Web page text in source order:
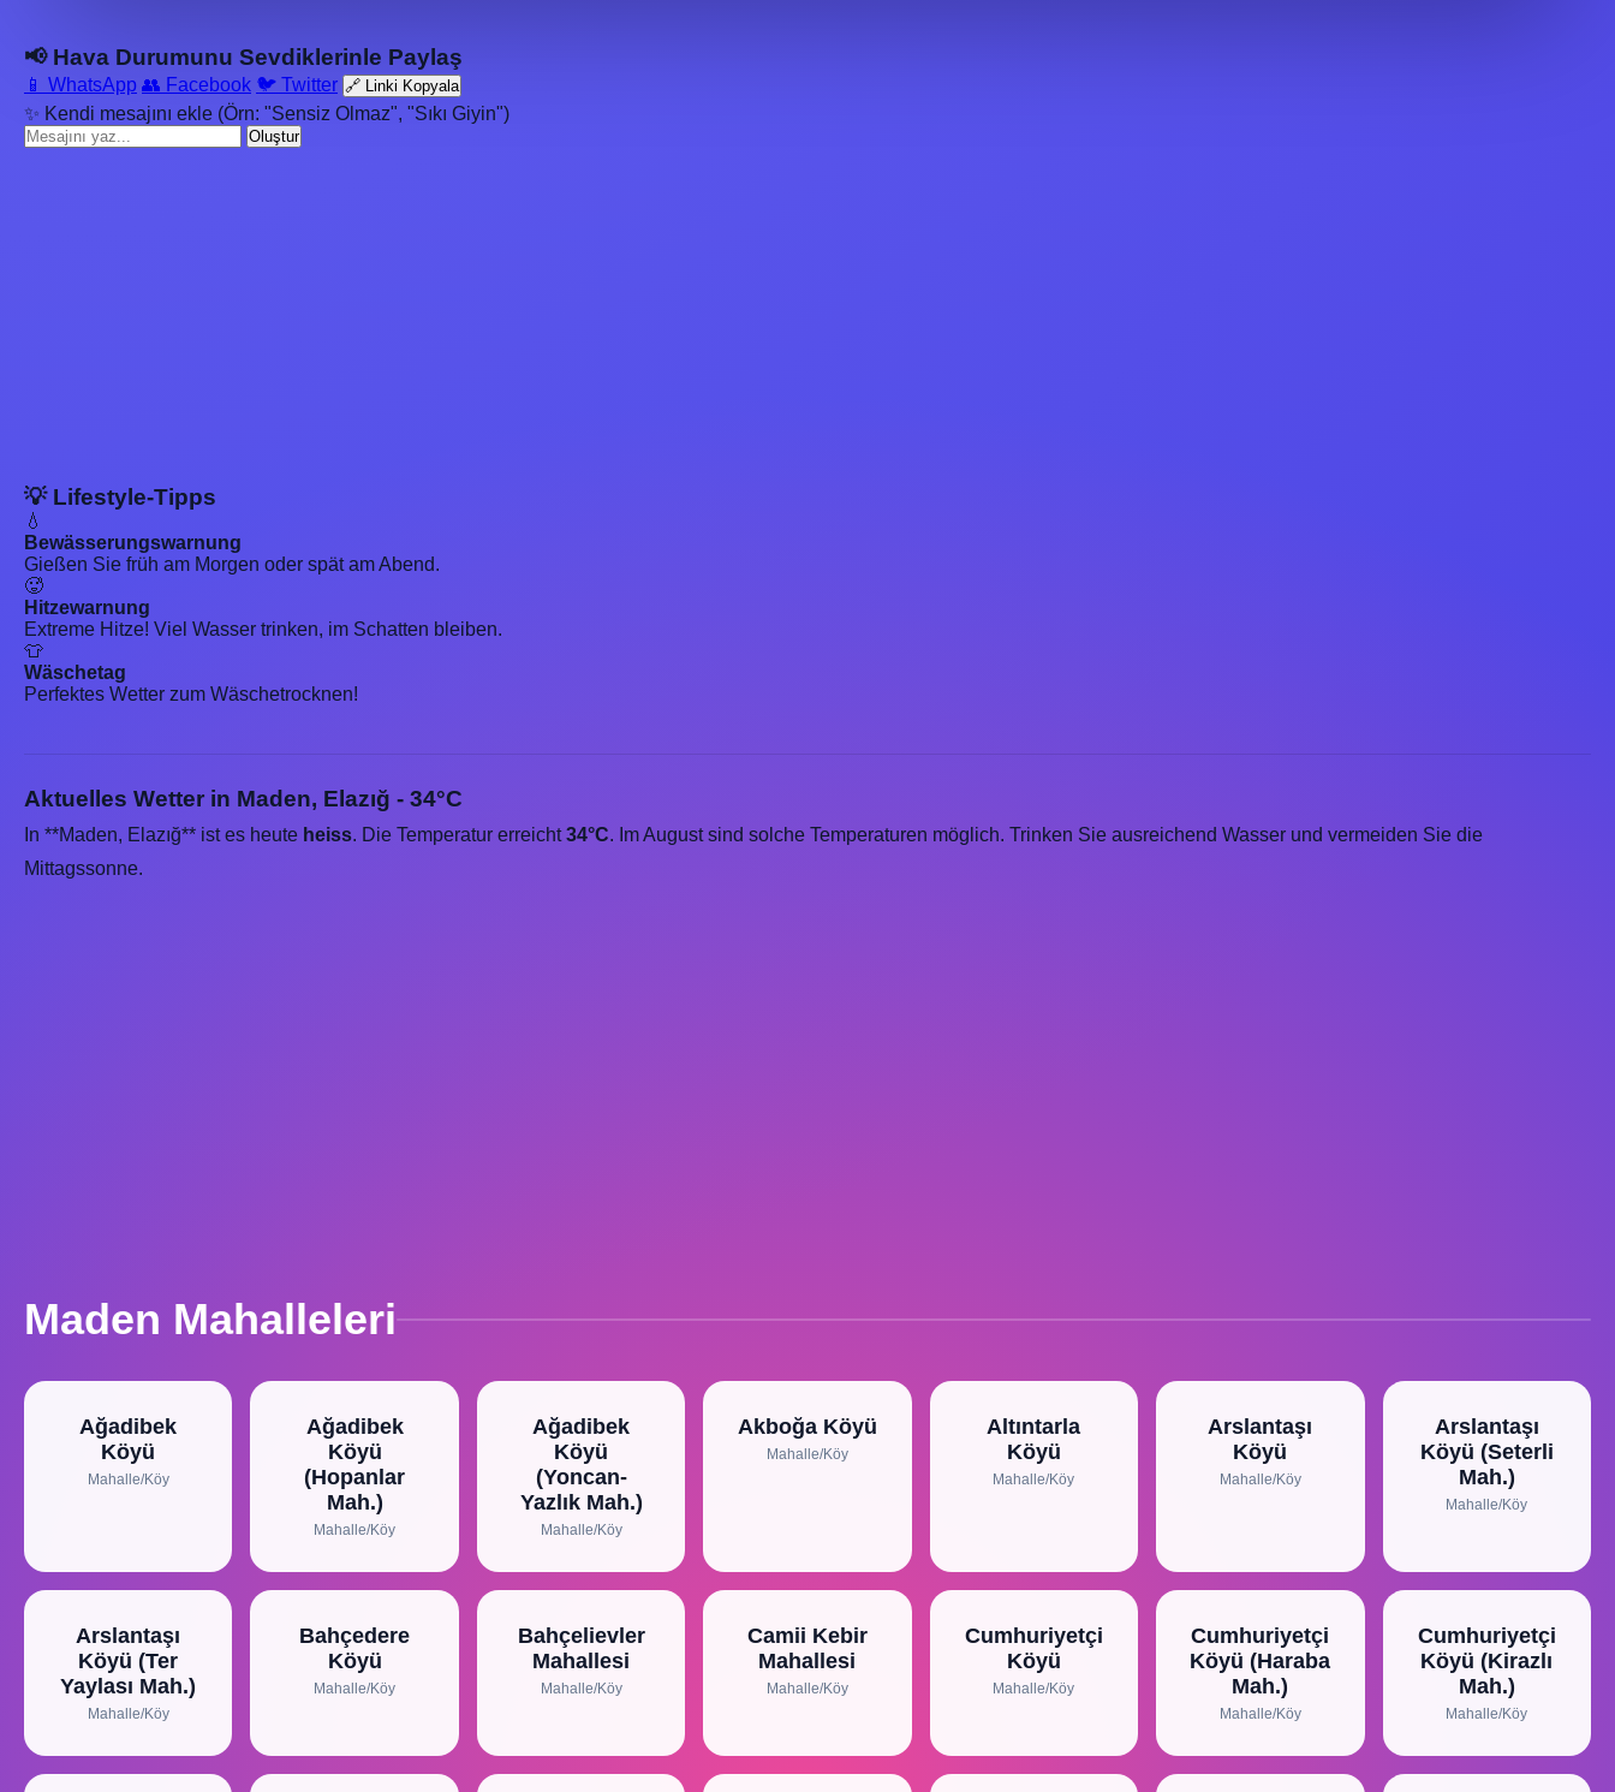
📢 Hava Durumunu Sevdiklerinle Paylaş
📱 WhatsApp 👥 Facebook 🐦 Twitter 🔗 Linki Kopyala
✨ Kendi mesajını ekle (Örn: "Sensiz Olmaz", "Sıkı Giyin")
Oluştur
💡 Lifestyle-Tipps
💧
Bewässerungswarnung
Gießen Sie früh am Morgen oder spät am Abend.
🥵
Hitzewarnung
Extreme Hitze! Viel Wasser trinken, im Schatten bleiben.
👕
Wäschetag
Perfektes Wetter zum Wäschetrocknen!
Aktuelles Wetter in Maden, Elazığ - 34°C
In **Maden, Elazığ** ist es heute heiss. Die Temperatur erreicht34°C. Im August sind solche Temperaturen möglich. Trinken Sie ausreichend Wasser und vermeiden Sie die
Mittagssonne.
Maden Mahalleleri
Ağadibek
Köyü
Mahalle/Köy
Ağadibek
Köyü
(Hopanlar
Mah.)
Mahalle/Köy
Ağadibek
Köyü
(Yoncan-
Yazlık Mah.)
Mahalle/Köy
Akboğa Köyü
Mahalle/Köy
Altıntarla
Köyü
Mahalle/Köy
Arslantaşı
Köyü
Mahalle/Köy
Arslantaşı
Köyü (Seterli
Mah.)
Mahalle/Köy
Arslantaşı
Köyü (Ter
Yaylası Mah.)
Mahalle/Köy
Bahçedere
Köyü
Mahalle/Köy
Bahçelievler
Mahallesi
Mahalle/Köy
Camii Kebir
Mahallesi
Mahalle/Köy
Cumhuriyetçi
Köyü
Mahalle/Köy
Cumhuriyetçi
Köyü (Haraba
Mah.)
Mahalle/Köy
Cumhuriyetçi
Köyü (Kirazlı
Mah.)
Mahalle/Köy